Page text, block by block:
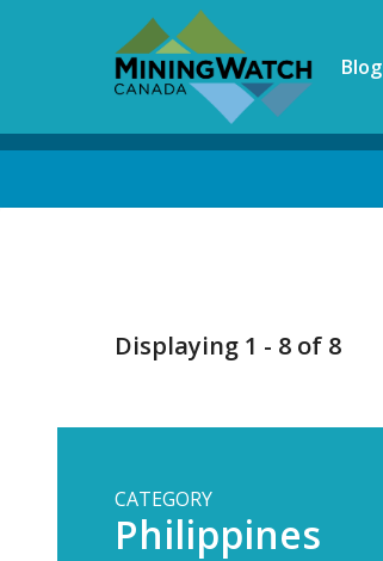
Blog
Displaying 1 - 8 of 8
CATEGORY
Philippines